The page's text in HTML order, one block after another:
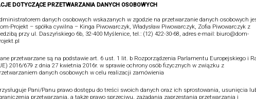
DOTYCZĄCE PRZETWARZANIA DANYCH OSOBOWYCH
danych osobowych wskazanych w zgodzie na przetwarzanie danych osobowych
Projekt – spółka cywilna – Kinga Piwowarczyk, Władysław Piwowarczyk, Zofia Piwowarczyk z
przy ul. Daszyńskiego 6b, 32-400 Myślenice, tel.: (12) 422-30-68, adres e-mail: biuro@dom-
przetwarzane są na podstawie art. 6 ust. 1 lit. b Rozporządzenia Parlamentu Europejskiego i
2016/679 z dnia 27 kwietnia 2016r. w sprawie ochrony osób fizycznych w związku z
danych osobowych w celu realizacji zamówienia
Pani/Panu prawo dostępu do treści swoich danych oraz ich sprostowania, usunięcia
przetwarzania, a także prawo sprzeciwu, zażądania zaprzestania przetwarzania i